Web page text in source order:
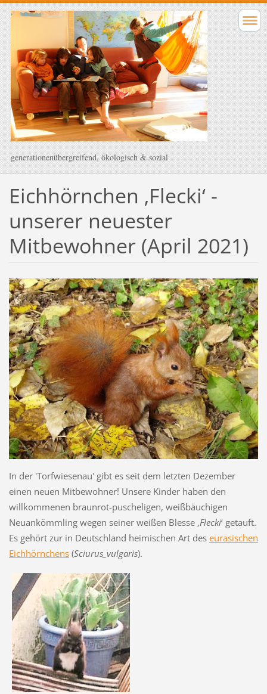
generationenübergreifend, ökologisch & sozial
Eichhörnchen ‚Flecki‘ -
unserer neuester
Mitbewohner (April 2021)
In der 'Torfwiesenau' gibt es seit dem letzten Dezember
einen neuen Mitbewohner! Unsere Kinder haben den
willkommenen braunrot-puscheligen, weißbäuchigen
Neuankömmling wegen seiner weißen Blesse ‚Flecki‘ getauft.
Es gehört zur in Deutschland heimischen Art des eurasischen
Eichhörnchens(Sciurus_vulgaris).